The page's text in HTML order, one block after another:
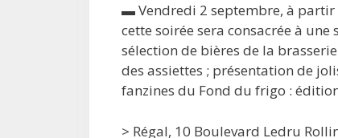
▬ Vendredi 2 septembre, à partir
cette soirée sera consacrée à
sélection de bières de la
des assiettes ; présentation de
fanzines du Fond du frigo :
> Régal, 10 Boulevard Ledru